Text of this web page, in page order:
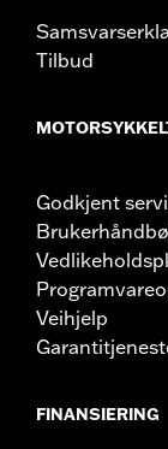
Tilbud
Godkjent
Veihjelp
FINANSIERING